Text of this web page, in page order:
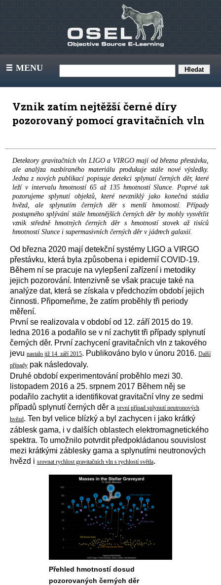
III MENU
Vznik zatím nejtěžší černé díry
pozorovaný pomocí gravitačních vln
Detektory gravitačních vln LIGO a VIRGO mají od března přestávku,
ale analýza nasbíraného materiálu produkuje stále nové výsledky.
Jedna z nových publikací popisuje detekci splynutí černých děr, které
leží v intervalu hmotností 65 až 135 hmotností Slunce. Poprvé tak
pozorujeme splynutí objektů, které nevzniklý jako konečná stádia
hvězd, ale splynutím černých děr s menší hmotností. Případy
postupného splývání stále hmotnějších černých děr by mohly vysvětlit
vznik středně hmotných černých děr s hmotností stovek až tisíců
hmotností Slunce i supermasivních černých děr v jádrech galaxií.
Od března 2020 mají detekční systémy LIGO a VIRGO
přestávku, která byla způsobena i epidemií COVID-19.
Během ní se pracuje na vylepšení zařízení i metodiky
jejich pozorování. Intenzivně se však pracuje také na
analýze dat, která se získala v předchozím období jejich
činnosti. Připomeňme, že zatím proběhly tři periody
měření.
První se realizovala v období od 12. září 2015 do 19.
ledna 2016 a podařilo se v ní zachytit tři případy splynutí
černých děr. První zachycení gravitačních vln z takového
jevu nastalo již 14. září 2015. Publikováno bylo v únoru 2016. Další
případy pak následovaly.
Druhé období experimentování proběhlo mezi 30.
listopadem 2016 a 25. srpnem 2017 Během něj se
podařilo zachytit a identifikovat gravitační vlny ze sedmi
případů splynutí černých děr a první případ splynutí neutronových
hvězd. Ten byl velice blízký a byl zachycen i jako krátký
záblesk gama, i v dalších oblastech elektromagnetického
spektra. To umožnilo potvrdit předpokládanou souvislost
mezi krátkými záblesky gama a splynutími neutronových
hvězd i srovnat rychlost gravitačních vln s rychlostí světla.
Přehled hmotností dosud
pozorovaných černých děr